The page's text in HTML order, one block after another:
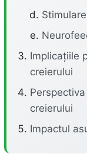
Implicațiile
creierului
creierului
Impactul